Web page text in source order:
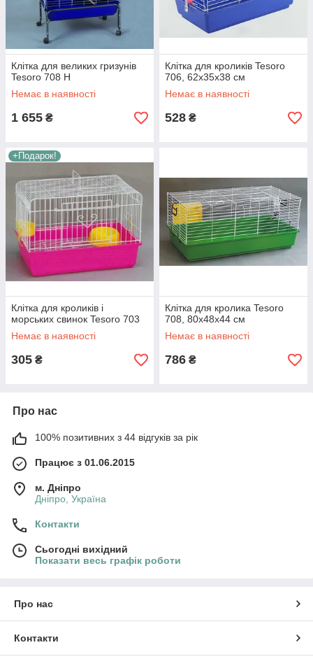
Клітка для великих гризунів
Tesoro 708 Н
Немає в наявності
1 655 ₴
Клітка для кроликів Tesoro
706, 62х35х38 см
Немає в наявності
528 ₴
+Подарок!
Клітка для кроликів і
морських свинок Tesoro 703
Немає в наявності
305 ₴
Клітка для кролика Tesoro
708, 80х48х44 см
Немає в наявності
786 ₴
Про нас
100% позитивних з 44 відгуків за рік
Працює з 01.06.2015
м. Дніпро
Дніпро, Україна
Контакти
Сьогодні вихідний
Показати весь графік роботи
Про нас
Контакти